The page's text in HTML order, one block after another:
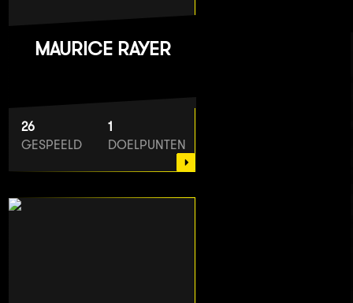
MAURICE RAYER
26
GESPEELD
1
DOELPUNTEN